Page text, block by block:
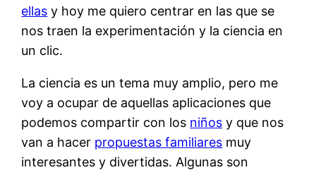
ellas y hoy me quiero centrar en las que se
nos traen la experimentación y la ciencia en
un clic.
La ciencia es un tema muy amplio, pero me
voy a ocupar de aquellas aplicaciones que
podemos compartir con los niños y que nos
van a hacer propuestas familiares muy
interesantes y divertidas. Algunas son